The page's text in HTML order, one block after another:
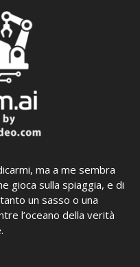
ma a me sembra
gioca sulla spiaggia, e di
un sasso o una
l’oceano della verità